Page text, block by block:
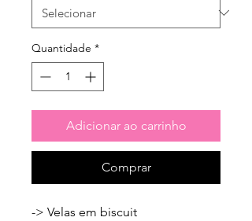
Quantidade *
Adicionar ao carrinho
Comprar
-> Velas em biscuit